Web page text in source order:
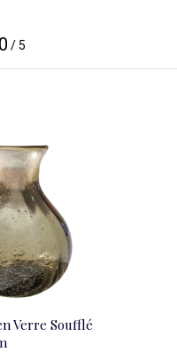
0 / 5
Verre Soufflé